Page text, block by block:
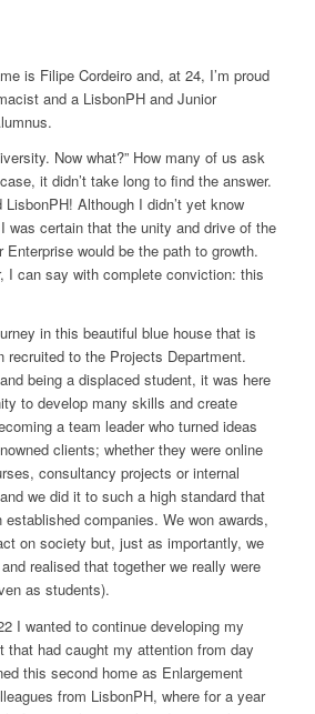
is Filipe Cordeiro and, at 24, I’m proud
and a LisbonPH and Junior
.
Now what?” How many of us ask
it didn’t take long to find the answer.
Although I didn’t yet know
was certain that the unity and drive of the
would be the path to growth.
I can say with complete conviction: this
in this beautiful blue house that is
recruited to the Projects Department.
being a displaced student, it was here
to develop many skills and create
a team leader who turned ideas
clients; whether they were online
consultancy projects or internal
we did it to such a high standard that
companies. We won awards,
on society but, just as importantly, we
realised that together we really were
as students).
I wanted to continue developing my
that had caught my attention from day
this second home as Enlargement
from LisbonPH, where for a year